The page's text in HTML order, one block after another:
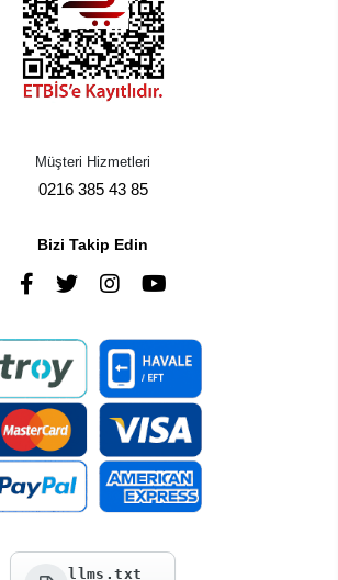
Müşteri Hizmetleri
0216 385 43 85
Bizi Takip Edin
llms.txt